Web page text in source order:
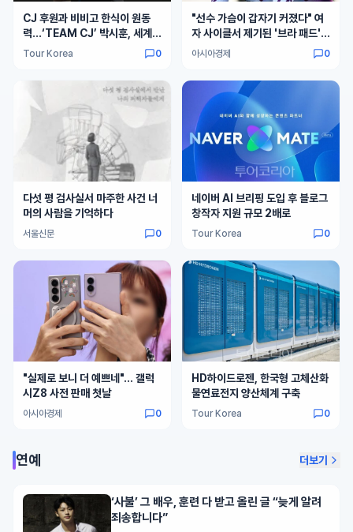
CJ 후원과 비비고 한식이 원동
력…‘TEAM CJ’ 박시훈, 세계
무대서 존재감 입증
Tour Korea 0
"선수 가슴이 갑자기 커졌다" 여
자 사이클서 제기된 '브라 패드'
의혹
아시아경제 0
다섯 평 검사실서 마주한 사건 너
머의 사람을 기억하다
서울신문 0
네이버 AI 브리핑 도입 후 블로그
창작자 지원 규모 2배로
Tour Korea 0
"실제로 보니 더 예쁘네"… 갤럭
시Z8 사전 판매 첫날
아시아경제 0
HD하이드로젠, 한국형 고체산화
물연료전지 양산체계 구축
Tour Korea 0
연예 더보기
‘사불’ 그 배우, 훈련 다 받고 올린 글 “늦게 알려
죄송합니다”